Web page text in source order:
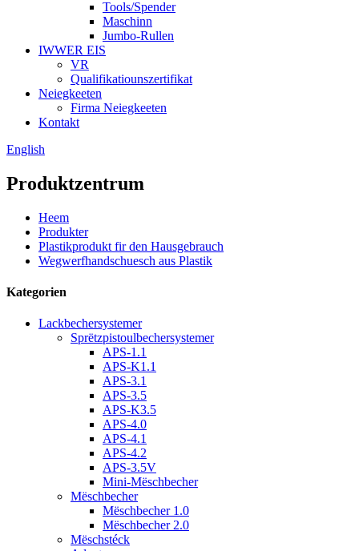
Tools/Spender
Maschinn
Jumbo-Rullen
IWWER EIS
VR
Qualifikatiounszertifikat
Neiegkeeten
Firma Neiegkeeten
Kontakt
English
Produktzentrum
Heem
Produkter
Plastikprodukt fir den Hausgebrauch
Wegwerfhandschuesch aus Plastik
Kategorien
Lackbechersystemer
Sprëtzpistoulbechersystemer
APS-1.1
APS-K1.1
APS-3.1
APS-3.5
APS-K3.5
APS-4.0
APS-4.1
APS-4.2
APS-3.5V
Mini-Mëschbecher
Mëschbecher
Mëschbecher 1.0
Mëschbecher 2.0
Mëschstéck